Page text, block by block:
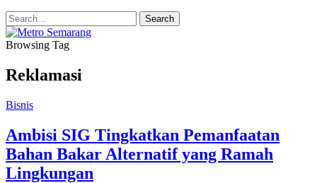
Browsing Tag
Reklamasi
Bisnis
Ambisi SIG Tingkatkan Pemanfaatan
Bahan Bakar Alternatif yang Ramah
Lingkungan